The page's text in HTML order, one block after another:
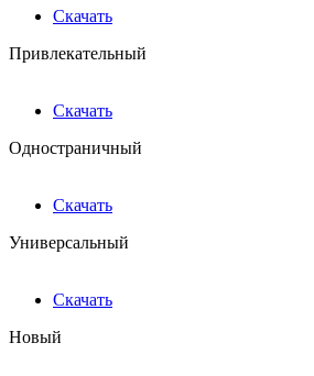
Скачать
Привлекательный
Скачать
Одностраничный
Скачать
Универсальный
Скачать
Новый